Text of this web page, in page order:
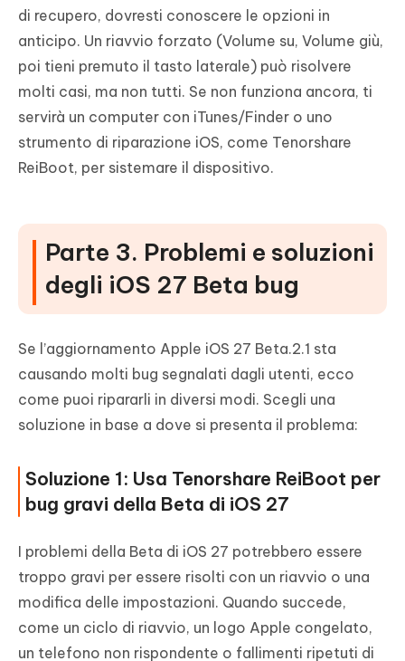
di recupero, dovresti conoscere le opzioni in
anticipo. Un riavvio forzato (Volume su, Volume giù,
poi tieni premuto il tasto laterale) può risolvere
molti casi, ma non tutti. Se non funziona ancora, ti
servirà un computer con iTunes/Finder o uno
strumento di riparazione iOS, come Tenorshare
ReiBoot, per sistemare il dispositivo.
Parte 3. Problemi e soluzioni
degli iOS 27 Beta bug
Se l’aggiornamento Apple iOS 27 Beta.2.1 sta
causando molti bug segnalati dagli utenti, ecco
come puoi ripararli in diversi modi. Scegli una
soluzione in base a dove si presenta il problema:
Soluzione 1: Usa Tenorshare ReiBoot per
bug gravi della Beta di iOS 27
I problemi della Beta di iOS 27 potrebbero essere
troppo gravi per essere risolti con un riavvio o una
modifica delle impostazioni. Quando succede,
come un ciclo di riavvio, un logo Apple congelato,
un telefono non rispondente o fallimenti ripetuti di